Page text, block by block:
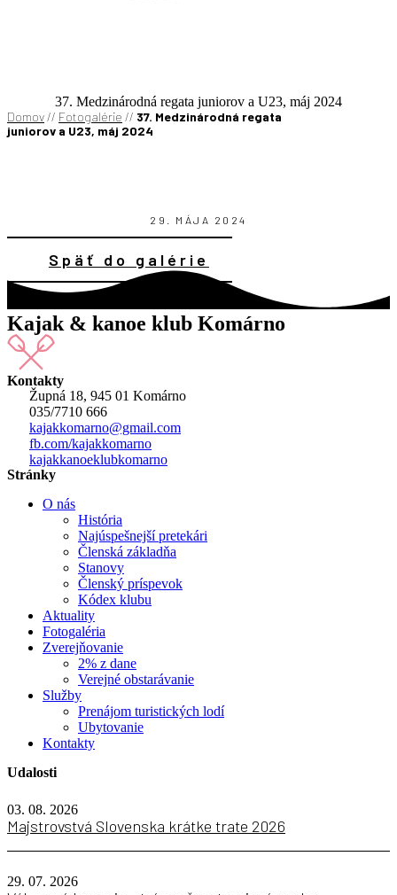
37. Medzinárodná regata juniorov a U23, máj 2024
Domov // Fotogalérie // 37. Medzinárodná regata
juniorov a U23, máj 2024
29. MÁJA 2024
Späť do galérie
Kajak & kanoe klub Komárno
Kontakty
Župná 18, 945 01 Komárno
035/7710 666
kajakkomarno@gmail.com
fb.com/kajakkomarno
kajakkanoeklubkomarno
Stránky
O nás
História
Najúspešnejší pretekári
Členská základňa
Stanovy
Členský príspevok
Kódex klubu
Aktuality
Fotogaléria
Zverejňovanie
2% z dane
Verejné obstarávanie
Služby
Prenájom turistických lodí
Ubytovanie
Kontakty
Udalosti
03. 08. 2026
Majstrovstvá Slovenska krátke trate 2026
29. 07. 2026